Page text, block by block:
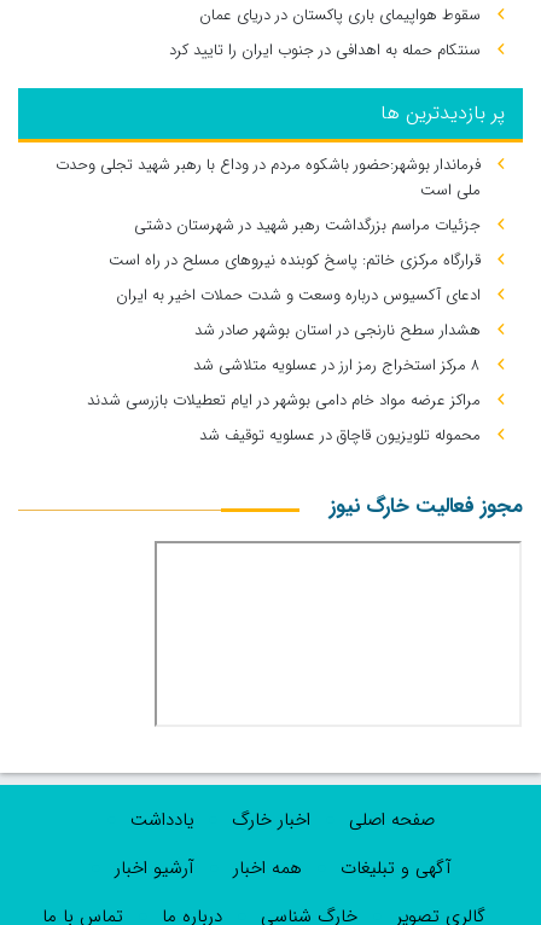
سقوط هواپیمای باری پاکستان در دریای عمان
سنتکام حمله به اهدافی در جنوب ایران را تایید کرد
پر بازدیدترین ها
فرماندار بوشهر:حضور باشکوه مردم در وداع با رهبر شهید تجلی وحدت
ملی است
جزئیات مراسم بزرگداشت رهبر شهید در شهرستان دشتی
قرارگاه مرکزی خاتم: پاسخ کوبنده نیروهای مسلح در راه است
ادعای آکسیوس درباره وسعت و شدت حملات اخیر به ایران
هشدار سطح نارنجی در استان بوشهر صادر شد
۸ مرکز استخراج رمز ارز در عسلویه متلاشی شد
مراکز عرضه مواد خام دامی بوشهر در ایام تعطیلات بازرسی شدند
محموله تلویزیون قاچاق در عسلویه توقیف شد
مجوز فعالیت خارگ نیوز
صفحه اصلی اخبار خارگ
یادداشت
آگهی و تبلیغات
همه اخبار
آرشیو اخبار
گالری تصویر
خارگ شناسی درباره ما تماس با ما